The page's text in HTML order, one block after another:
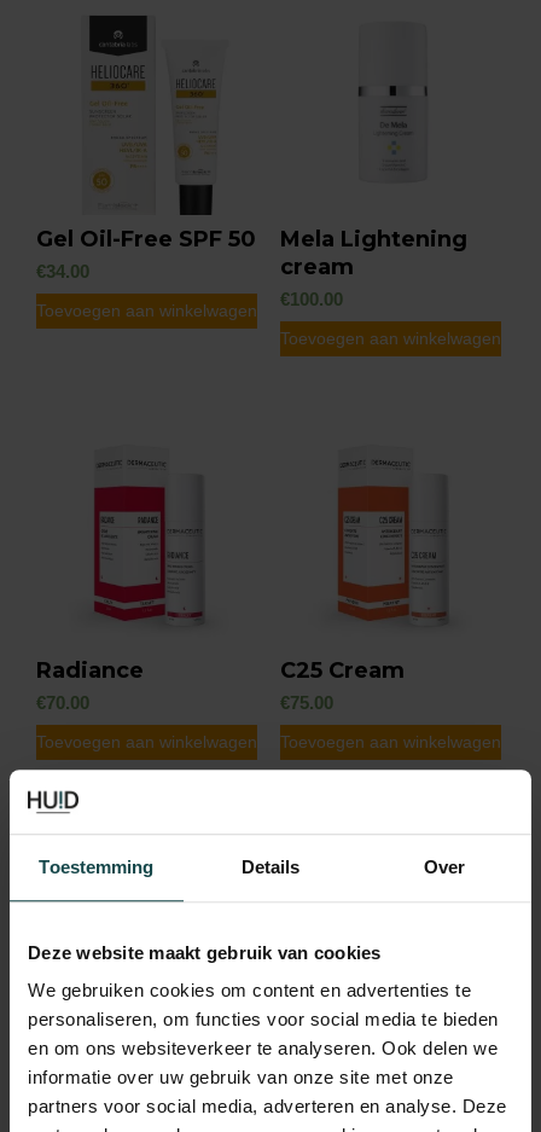
Toestemming Details Over
Deze website maakt gebruik van cookies
We gebruiken cookies om content en advertenties te
personaliseren, om functies voor social media te bieden
en om ons websiteverkeer te analyseren. Ook delen we
informatie over uw gebruik van onze site met onze
partners voor social media, adverteren en analyse. Deze
Gel Oil-Free SPF 50
€34.00
Toevoegen aan winkelwagen
Mela Lightening
cream
€100.00
Toevoegen aan winkelwagen
Radiance
€70.00
Toevoegen aan winkelwagen
C25 Cream
€75.00
Toevoegen aan winkelwagen
Pigment Solution
Fluid SPF 50
Skinbiotic Fluide
€95.00